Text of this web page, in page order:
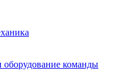
команды